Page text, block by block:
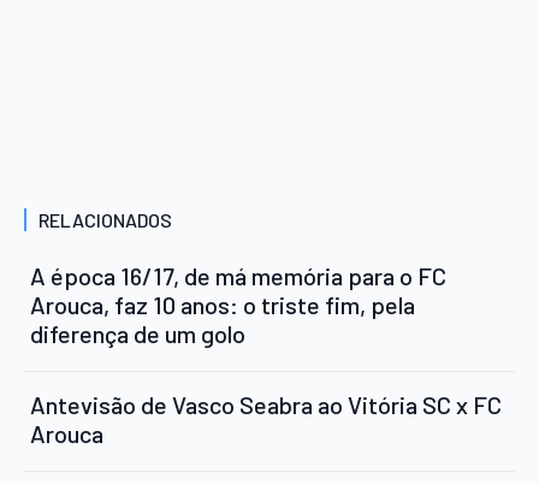
RELACIONADOS
A época 16/17, de má memória para o FC
Arouca, faz 10 anos: o triste fim, pela
diferença de um golo
Antevisão de Vasco Seabra ao Vitória SC x FC
Arouca